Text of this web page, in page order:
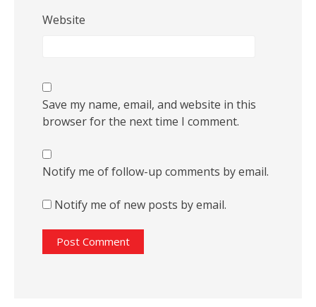
Website
Save my name, email, and website in this
browser for the next time I comment.
Notify me of follow-up comments by email.
Notify me of new posts by email.